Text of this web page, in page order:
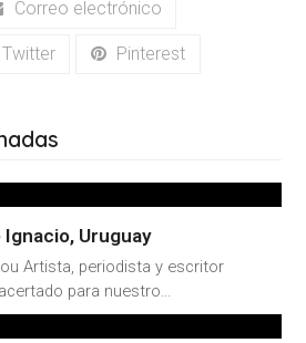
Correo electrónico
Twitter Pinterest
Ignacio, Uruguay
Artista, periodista y escritor
para nuestro…